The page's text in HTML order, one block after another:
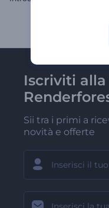
Iscriviti
Sii tra i primi a
novità e offerte